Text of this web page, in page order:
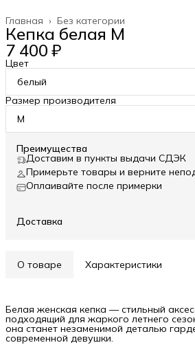
Без категории
Главная ›
Кепка белая M
7 400 ₽
Цвет
белый
Размер производителя
M
Преимущества
Доставим в пункты выдачи СДЭК
Примерьте товары и верните
Оплаивайте после примерки
Доставка
О товаре Характеристики
Белая женская кепка — стильный
подходящий для жаркого летнего
она станет незаменимой деталью
современной девушки.